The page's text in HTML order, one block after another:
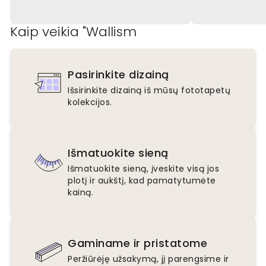
Kaip veikia "Wallism
Pasirinkite dizainą
Išsirinkite dizainą iš mūsų fototapetų
kolekcijos.
Išmatuokite sieną
Išmatuokite sieną, įveskite visą jos
plotį ir aukštį, kad pamatytumėte
kainą.
Gaminame ir pristatome
Peržiūrėję užsakymą, jį parengsime ir